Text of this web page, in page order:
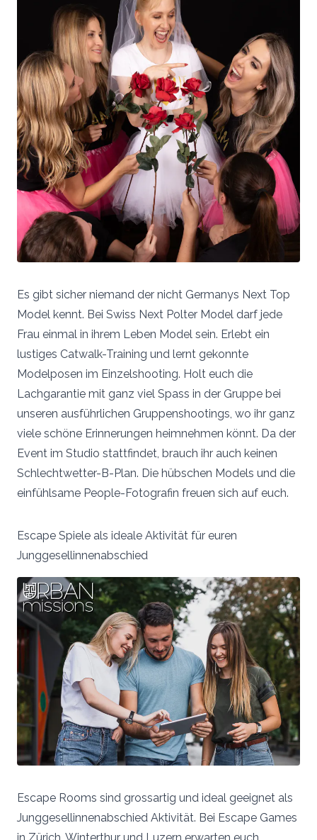
Es gibt sicher niemand der nicht Germanys Next Top
Model kennt. Bei Swiss Next Polter Model darf jede
Frau einmal in ihrem Leben Model sein. Erlebt ein
lustiges Catwalk-Training und lernt gekonnte
Modelposen im Einzelshooting. Holt euch die
Lachgarantie mit ganz viel Spass in der Gruppe bei
unseren ausführlichen Gruppenshootings, wo ihr ganz
viele schöne Erinnerungen heimnehmen könnt. Da der
Event im Studio stattfindet, brauch ihr auch keinen
Schlechtwetter-B-Plan. Die hübschen Models und die
einfühlsame People-Fotografin freuen sich auf euch.
Escape Spiele als ideale Aktivität für euren
Junggesellinnenabschied
Escape Rooms sind grossartig und ideal geeignet als
Junggesellinnenabschied Aktivität. Bei Escape Games